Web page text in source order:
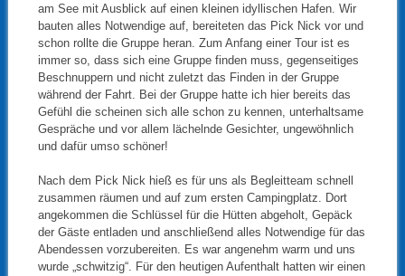
am See mit Ausblick auf einen kleinen idyllischen Hafen. Wir
bauten alles Notwendige auf, bereiteten das Pick Nick vor und
schon rollte die Gruppe heran. Zum Anfang einer Tour ist es
immer so, dass sich eine Gruppe finden muss, gegenseitiges
Beschnuppern und nicht zuletzt das Finden in der Gruppe
während der Fahrt. Bei der Gruppe hatte ich hier bereits das
Gefühl die scheinen sich alle schon zu kennen, unterhaltsame
Gespräche und vor allem lächelnde Gesichter, ungewöhnlich
und dafür umso schöner!
Nach dem Pick Nick hieß es für uns als Begleitteam schnell
zusammen räumen und auf zum ersten Campingplatz. Dort
angekommen die Schlüssel für die Hütten abgeholt, Gepäck
der Gäste entladen und anschließend alles Notwendige für das
Abendessen vorzubereiten. Es war angenehm warm und uns
wurde „schwitzig“. Für den heutigen Aufenthalt hatten wir einen